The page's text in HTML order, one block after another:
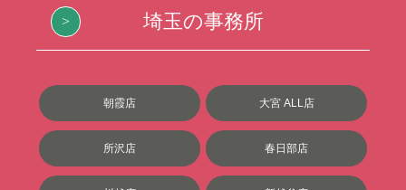
埼玉の事務所
朝霞店 大宮 ALL店
所沢店 春日部店